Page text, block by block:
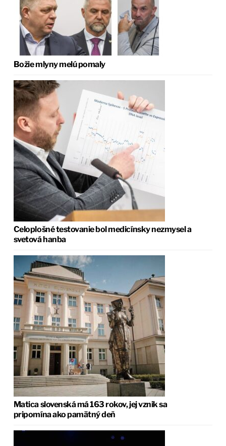
Božie mlyny melú pomaly
Celoplošné testovanie bol medicínsky nezmysel a
svetová hanba
Matica slovenská má 163 rokov, jej vznik sa
pripomína ako pamätný deň